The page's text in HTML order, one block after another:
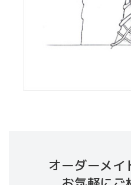
オーダーメイ